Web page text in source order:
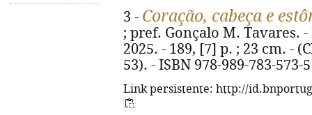
3 - Coração, cabeça e
; pref. Gonçalo M. Tavares.
2025. - 189, [7] p. ; 23 cm. -
53). - ISBN 978-989-783-573-5
Link persistente: http://